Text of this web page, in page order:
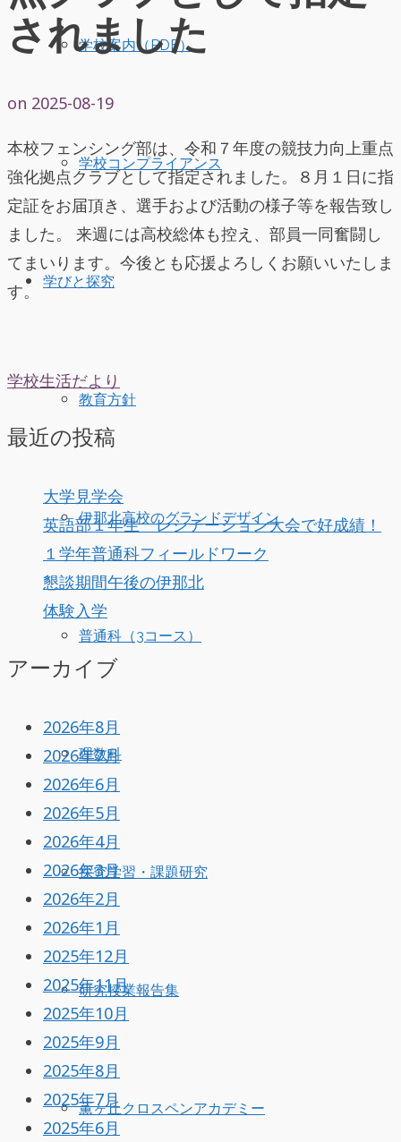
学校案内（PDF）
学校コンプライアンス
学びと探究
教育方針
伊那北高校のグランドデザイン
普通科（3コース）
理数科
探究学習・課題研究
研究授業報告集
薫ヶ丘クロスペンアカデミー
されました
on 2025-08-19
本校フェンシング部は、令和７年度の競技力向上重点
強化拠点クラブとして指定されました。８月１日に指
定証をお届頂き、選手および活動の様子等を報告致し
ました。 来週には高校総体も控え、部員一同奮闘し
てまいります。今後とも応援よろしくお願いいたしま
す。
学校生活だより
最近の投稿
大学見学会
英語部１年生 レシテーション大会で好成績！
１学年普通科フィールドワーク
懇談期間午後の伊那北
体験入学
アーカイブ
2026年8月
2026年7月
2026年6月
2026年5月
2026年4月
2026年3月
2026年2月
2026年1月
2025年12月
2025年11月
2025年10月
2025年9月
2025年8月
2025年7月
2025年6月